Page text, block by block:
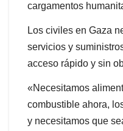
cargamentos
Los civiles en Gaza
servicios y
acceso rápido y sin
«Necesitamos
combustible ahora,
y necesitamos que